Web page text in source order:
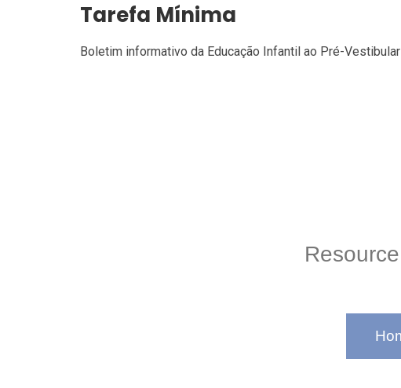
Tarefa Mínima
Boletim informativo da Educação Infantil ao Pré-Vestibular